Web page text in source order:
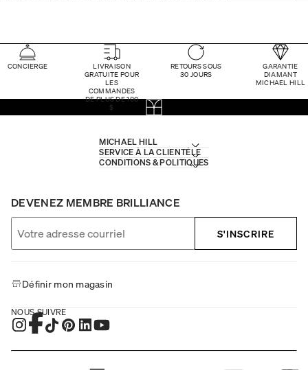
CONCIERGE
LIVRAISON
GRATUITE POUR
LES
COMMANDES
DE PLUS DE 100
$
RETOURS SOUS
30 JOURS
GARANTIE
DIAMANT
MICHAEL HILL
MICHAEL HILL
SERVICE À LA CLIENTÈLE
CONDITIONS & POLITIQUES
DEVENEZ MEMBRE BRILLIANCE
S'INSCRIRE
Définir mon magasin
NOUS SUIVRE